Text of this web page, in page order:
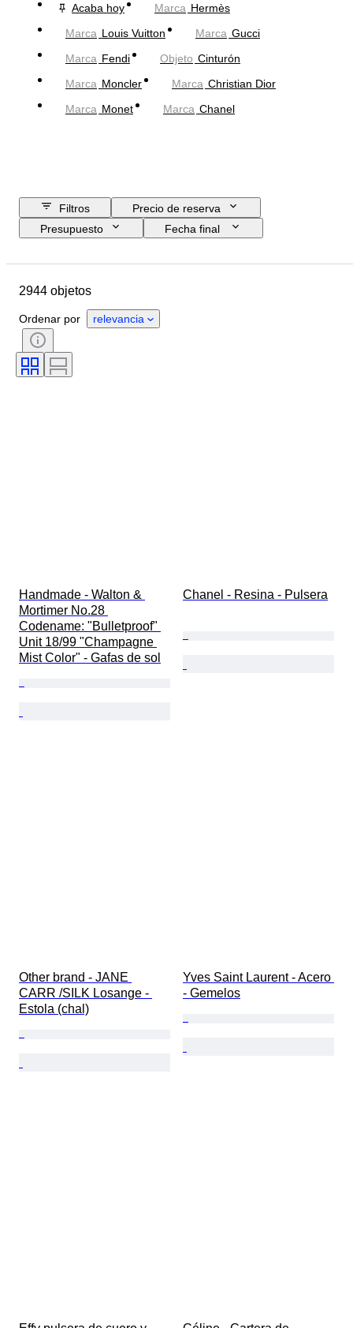
Acaba hoy
Marca Hermès
Marca Louis Vuitton Marca Gucci
Marca Fendi Objeto Cinturón
Marca Moncler Marca Christian Dior
Marca Monet Marca Chanel
Filtros
Precio de reserva
Presupuesto
Fecha final
País de origen
Estado
Piedra
Certificado
Estilo
Corte
2944 objetos
Ordenar por relevancia
Handmade - Walton &
Mortimer No.28
Codename: "Bulletproof"
Unit 18/99 "Champagne
Mist Color" - Gafas de sol
Chanel - Resina - Pulsera
Other brand - JANE
CARR /SILK Losange -
Estola (chal)
Yves Saint Laurent - Acero
- Gemelos